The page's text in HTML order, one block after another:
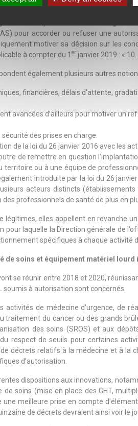
d’éléments qualitatifs
2018 permet au directeur
pour accorder ou refuser une
motiver sa décision sur les
à compter du 1 er janvier 2019 : « 10.
également plusieurs autres
financières, délais d’attente,
avancées d’ailleurs pour motiver un
des prises en charge.
de la loi du 26 janvier 2016 avec les
de remettre en question
ou à une équipe de
introduite par la loi du 26
acteurs distincts
professionnels de santé de plus en
elles appellent en revanche
pour laquelle la Direction générale de
spécifiques à chaque activité
soins et équipement matériel lourd
se réunir entre 2018 et 2020,
soumis à autorisation sont concernés.
de médecine d’urgence, de
traitement du cancer ou des grands
des soins (SROS) et aux
respect de seuils pour certaines
décrets relatifs à la médecine et à la
d’autorisation.
dispositions aux innovations,
soins (mise en place des GHT,
meilleure prise en compte
de décrets devraient ainsi voir le